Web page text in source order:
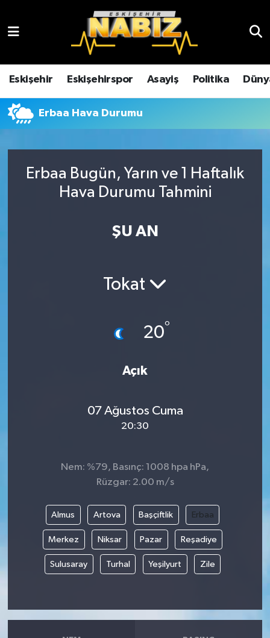
Eskişehir Eskişehirspor Asayiş Politika
Erbaa Hava Durumu
Erbaa Bugün, Yarın ve 1 Haftalık
Hava Durumu Tahmini
ŞU AN
Tokat
20°
Açık
07 Ağustos Cuma
20:30
Nem: %79, Basınç: 1008 hpa hPa,
Rüzgar: 2.00 m/s
Almus Artova Başçiftlik Erbaa
Merkez Niksar Pazar Reşadiye
Sulusaray Turhal Yeşilyurt Zile
Çevre
Dünya
Ekonomi
Eskişehir
Yaşam
Yurttan
Eskişehir Hava Durumu
Eskişehir Trafik Yoğunluk Haritası
TFF 3.Lig 4.Grup Puan Durumu ve Fikstür
Son Dakika Haberleri
Haber Arşivi